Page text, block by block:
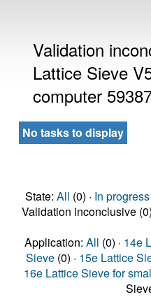
Validation
Lattice Sieve
computer
No tasks to display
State: All (0) · In progress
Validation inconclusive (0)
Application: All (0) · 14e
Sieve (0) · 15e Lattice
16e Lattice Sieve for